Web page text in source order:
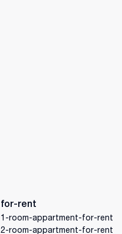
for-rent
1-room-appartment-for-rent
2-room-appartment-for-rent